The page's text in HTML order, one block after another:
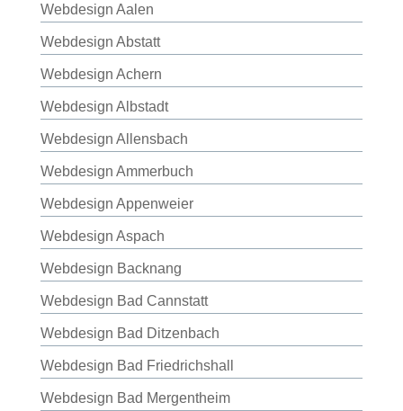
Webdesign Aalen
Webdesign Abstatt
Webdesign Achern
Webdesign Albstadt
Webdesign Allensbach
Webdesign Ammerbuch
Webdesign Appenweier
Webdesign Aspach
Webdesign Backnang
Webdesign Bad Cannstatt
Webdesign Bad Ditzenbach
Webdesign Bad Friedrichshall
Webdesign Bad Mergentheim